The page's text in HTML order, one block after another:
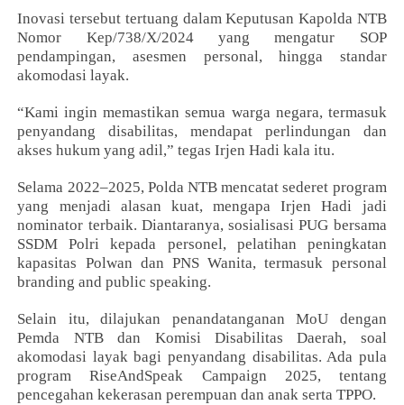
Inovasi tersebut tertuang dalam Keputusan Kapolda NTB
Nomor Kep/738/X/2024 yang mengatur SOP
pendampingan, asesmen personal, hingga standar
akomodasi layak.
“Kami ingin memastikan semua warga negara, termasuk
penyandang disabilitas, mendapat perlindungan dan
akses hukum yang adil,” tegas Irjen Hadi kala itu.
Selama 2022–2025, Polda NTB mencatat sederet program
yang menjadi alasan kuat, mengapa Irjen Hadi jadi
nominator terbaik. Diantaranya, sosialisasi PUG bersama
SSDM Polri kepada personel, pelatihan peningkatan
kapasitas Polwan dan PNS Wanita, termasuk personal
branding and public speaking.
Selain itu, dilajukan penandatanganan MoU dengan
Pemda NTB dan Komisi Disabilitas Daerah, soal
akomodasi layak bagi penyandang disabilitas. Ada pula
program RiseAndSpeak Campaign 2025, tentang
pencegahan kekerasan perempuan dan anak serta TPPO.